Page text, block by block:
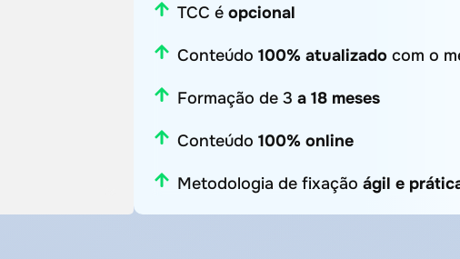
TCC é opcional
Conteúdo 100% atualizadocom o
Formação de 3 a 18 meses
Conteúdo 100% online
Metodologia de fixação ágil e